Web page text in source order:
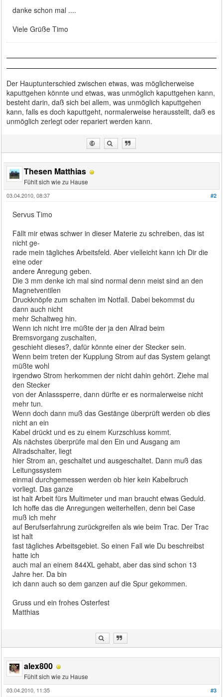
danke schon mal ....
Viele Grüße Timo
Der Hauptunterschied zwischen etwas, was möglicherweise
kaputtgehen könnte und etwas, was unmöglich kaputtgehen kann,
besteht darin, daß sich bei allem, was unmöglich kaputtgehen
kann, falls es doch kaputtgeht, normalerweise herausstellt, daß es
unmöglich zerlegt oder repariert werden kann.
Thesen Matthias
Fühlt sich wie zu Hause
#2
03.04.2010, 08:37
Servus Timo
Fällt mir etwas schwer in dieser Materie zu schreiben, das ist
nicht ge-
rade mein tägliches Arbeitsfeld. Aber vielleicht kann ich Dir die
eine oder
andere Anregung geben.
Die 3 mm denke ich mal sind normal denn meist sind an den
Magnetventilen
Druckknöpfe zum schalten im Notfall. Dabei bekommst du
dann auch nicht
mehr Schaltweg hin.
Wenn ich nicht irre müßte der ja den Allrad beim
Bremsvorgang zuschalten,
geschieht dieses?, dafür könnte einer der Stecker sein.
Wenn beim treten der Kupplung Strom auf das System gelangt
müßte wohl
irgendwo Strom herkommen der nicht dahin gehört. Ziehe mal
den Stecker
von der Anlasssperre, dann dürfte er es normalerweise nicht
mehr tun.
Wenn doch dann muß das Gestänge überprüft werden ob dies
nicht an ein
Kabel drückt und es zu einem Kurzschluss kommt.
Als nächstes überprüfe mal den Ein und Ausgang am
Allradschalter, liegt
hier Strom an, geschaltet und ausgeschaltet. Dann muß das
Leitungssystem
einmal durchgemessen werden ob hier kein Kabelbruch
vorliegt. Das ganze
ist halt Arbeit fürs Multimeter und man braucht etwas Geduld.
Ich hoffe das die Anregungen weiterhelfen, denn bei Case
muß ich mehr
auf Berufserfahrung zurückgreifen als wie beim Trac. Der Trac
ist halt
fast tägliches Arbeitsgebiet. So einen Fall wie Du beschreibst
hatte ich
auch mal an einem 844XL gehabt, aber das sind schon 13
Jahre her. Da bin
ich dann auch so dem ganzen auf die Spur gekommen.
Gruss und ein frohes Osterfest
Matthias
alex800
Fühlt sich wie zu Hause
#3
03.04.2010, 11:35